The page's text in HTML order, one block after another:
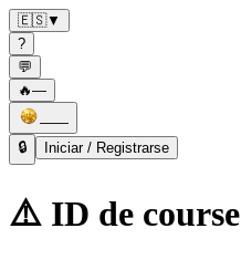
🇪🇸▼
?
💬
🔥—
——
🔒
Iniciar / Registrarse
⚠️ ID de